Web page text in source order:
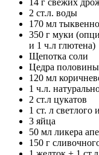
2 ст.л. воды
170 мл
350 г муки
и 1 ч.л глютена)
Щепотка соли
Цедра половины
120 мл
1 ч.л.
2 ст.л цукатов
1 ст. л светлого
3 яйца
50 мл ликера
150 г